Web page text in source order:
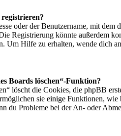
oder der Benutzername, mit
Registrierung könnte außerdem
Um Hilfe zu erhalten, wende dich
Boards löschen“-Funktion?
löscht die Cookies, die phpBB
sie einige Funktionen, wie
du Probleme bei der An- oder